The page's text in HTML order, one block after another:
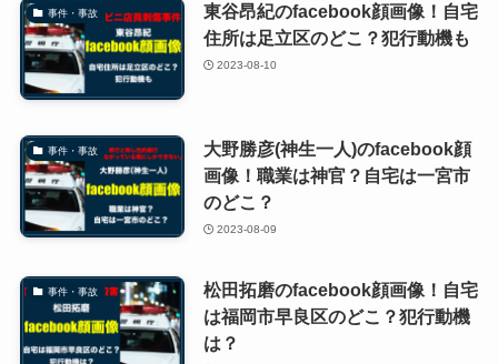
事件・事故
東谷昂紀のfacebook顔画像！自宅
住所は足立区のどこ？犯行動機も
2023-08-10
事件・事故
大野勝彦(神生一人)のfacebook顔
画像！職業は神官？自宅は一宮市
のどこ？
2023-08-09
事件・事故
松田拓磨のfacebook顔画像！自宅
は福岡市早良区のどこ？犯行動機
は？